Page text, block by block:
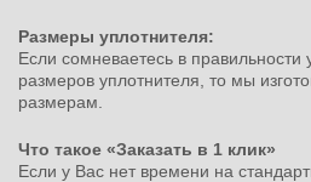
Размеры уплотнителя:
Если сомневаетесь в правильности
размеров уплотнителя, то мы
размерам.
Что такое «Заказать в 1 клик»
Если у Вас нет времени на